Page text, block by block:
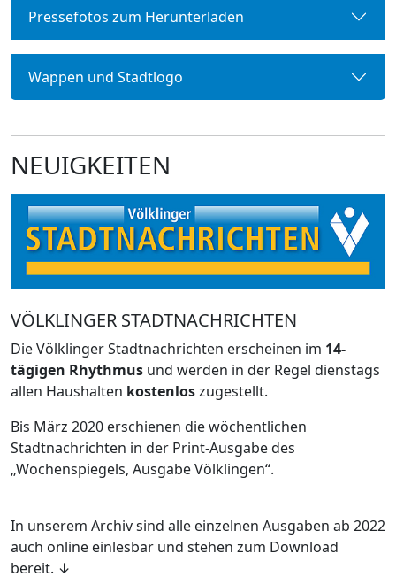
Pressefotos zum Herunterladen
Wappen und Stadtlogo
NEUIGKEITEN
VÖLKLINGER STADTNACHRICHTEN
Die Völklinger Stadtnachrichten erscheinen im 14-
tägigen Rhythmus und werden in der Regel dienstags
allen Haushalten kostenloszugestellt.
Bis März 2020 erschienen die wöchentlichen
Stadtnachrichten in der Print-Ausgabe des
„Wochenspiegels, Ausgabe Völklingen“.
In unserem Archiv sind alle einzelnen Ausgaben ab 2022
auch online einlesbar und stehen zum Download
bereit. ↓